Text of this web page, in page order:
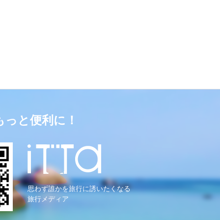
と便利に！
思わず誰かを旅行に誘いたくなる
旅行メディア